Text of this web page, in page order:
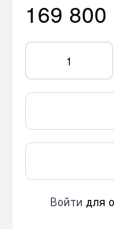
169 800
Войти для